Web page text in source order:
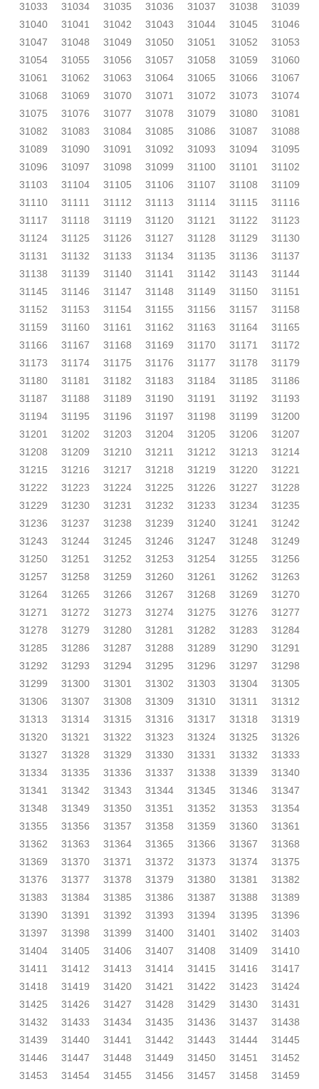
31033
31034 31035 31036 31037 31038
31039
31040
31041 31042 31043 31044 31045
31046
31047
31048 31049 31050 31051 31052
31053
31054
31055 31056 31057 31058 31059
31060
31061
31062 31063 31064 31065 31066
31067
31068
31069 31070 31071 31072 31073
31074
31075
31076 31077 31078 31079 31080
31081
31082
31083 31084 31085 31086 31087
31088
31089
31090 31091 31092 31093 31094
31095
31096
31097 31098 31099 31100 31101
31102
31103
31104 31105 31106 31107 31108
31109
31110
31111 31112 31113 31114 31115
31116
31117
31118 31119 31120 31121 31122
31123
31124
31125 31126 31127 31128 31129
31130
31131
31132 31133 31134 31135 31136
31137
31138
31139 31140 31141 31142 31143
31144
31145
31146 31147 31148 31149 31150
31151
31152
31153 31154 31155 31156 31157
31158
31159
31160 31161 31162 31163 31164
31165
31166
31167 31168 31169 31170 31171
31172
31173
31174 31175 31176 31177 31178
31179
31180
31181 31182 31183 31184 31185
31186
31187
31188 31189 31190 31191 31192
31193
31194
31195 31196 31197 31198 31199
31200
31201
31202 31203 31204 31205 31206
31207
31208
31209 31210 31211 31212 31213
31214
31215
31216 31217 31218 31219 31220
31221
31222
31223 31224 31225 31226 31227
31228
31229
31230 31231 31232 31233 31234
31235
31236
31237 31238 31239 31240 31241
31242
31243
31244 31245 31246 31247 31248
31249
31250
31251 31252 31253 31254 31255
31256
31257
31258 31259 31260 31261 31262
31263
31264
31265 31266 31267 31268 31269
31270
31271
31272 31273 31274 31275 31276
31277
31278
31279 31280 31281 31282 31283
31284
31285
31286 31287 31288 31289 31290
31291
31292
31293 31294 31295 31296 31297
31298
31299
31300 31301 31302 31303 31304
31305
31306
31307 31308 31309 31310 31311
31312
31313
31314 31315 31316 31317 31318
31319
31320
31321 31322 31323 31324 31325
31326
31327
31328 31329 31330 31331 31332
31333
31334
31335 31336 31337 31338 31339
31340
31341
31342 31343 31344 31345 31346
31347
31348
31349 31350 31351 31352 31353
31354
31355
31356 31357 31358 31359 31360
31361
31362
31363 31364 31365 31366 31367
31368
31369
31370 31371 31372 31373 31374
31375
31376
31377 31378 31379 31380 31381
31382
31383
31384 31385 31386 31387 31388
31389
31390
31391 31392 31393 31394 31395
31396
31397
31398 31399 31400 31401 31402
31403
31404
31405 31406 31407 31408 31409
31410
31411
31412 31413 31414 31415 31416
31417
31418
31419 31420 31421 31422 31423
31424
31425
31426 31427 31428 31429 31430
31431
31432
31433 31434 31435 31436 31437
31438
31439
31440 31441 31442 31443 31444
31445
31446
31447 31448 31449 31450 31451
31452
31453
31454 31455 31456 31457 31458
31459